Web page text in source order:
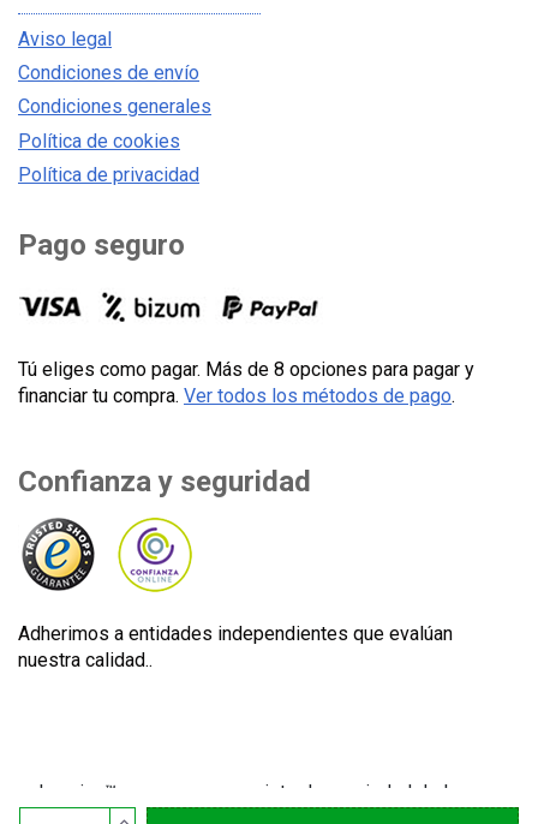
Aviso legal
Condiciones de envío
Condiciones generales
Política de cookies
Política de privacidad
Pago seguro
Tú eliges como pagar. Más de 8 opciones para pagar y
financiar tu compra. Ver todos los métodos de pago.
Confianza y seguridad
Adherimos a entidades independientes que evalúan
nuestra calidad..
Lecuine™ es una marca registrada propiedad de Lecom
Projects S.L. © Copyright © 2012-2026. España. Todos los